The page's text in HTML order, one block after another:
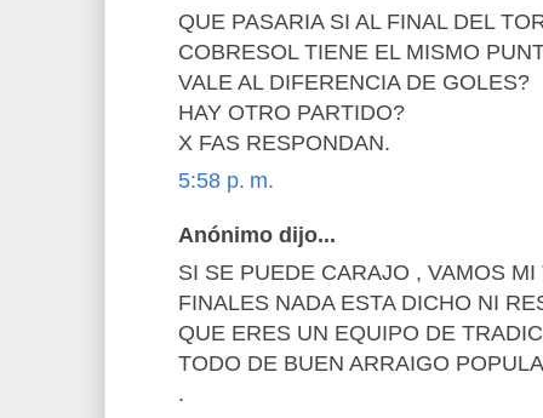
QUE PASARIA SI AL FINAL DEL
COBRESOL TIENE EL MISMO
VALE AL DIFERENCIA DE GOLES?
HAY OTRO PARTIDO?
X FAS RESPONDAN.
5:58 p. m.
Anónimo dijo...
SI SE PUEDE CARAJO , VAMOS
FINALES NADA ESTA DICHO NI
QUE ERES UN EQUIPO DE
TODO DE BUEN ARRAIGO
.